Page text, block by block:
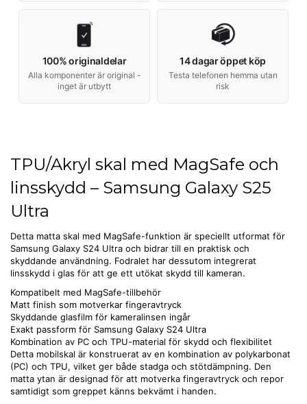
100% originaldelar
Alla komponenter är original -
inget är utbytt
14 dagar öppet köp
Testa telefonen hemma utan
risk
TPU/Akryl skal med MagSafe och
linsskydd – Samsung Galaxy S25
Ultra
Detta matta skal med MagSafe-funktion är speciellt utformat för
Samsung Galaxy S24 Ultra och bidrar till en praktisk och
skyddande användning. Fodralet har dessutom integrerat
linsskydd i glas för att ge ett utökat skydd till kameran.
Kompatibelt med MagSafe-tillbehör
Matt finish som motverkar fingeravtryck
Skyddande glasfilm för kameralinsen ingår
Exakt passform för Samsung Galaxy S24 Ultra
Kombination av PC och TPU-material för skydd och flexibilitet
Detta mobilskal är konstruerat av en kombination av polykarbonat
(PC) och TPU, vilket ger både stadga och stötdämpning. Den
matta ytan är designad för att motverka fingeravtryck och repor
samtidigt som greppet känns bekvämt i handen.